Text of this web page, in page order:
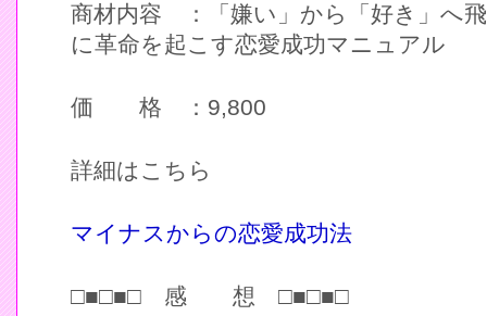
商材内容 ：「嫌い」から「好き」へ
に革命を起こす恋愛成功マニュアル
価 格 ：9,800
詳細はこちら
マイナスからの恋愛成功法
□■□■□ 感 想 □■□■□